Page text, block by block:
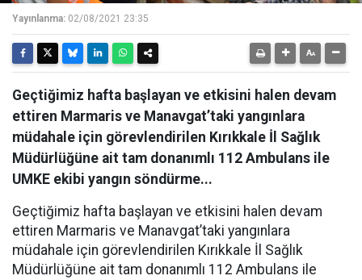
Yayınlanma: 02/08/2021 23:35
Geçtiğimiz hafta başlayan ve etkisini halen devam
ettiren Marmaris ve Manavgat’taki yangınlara
müdahale için görevlendirilen Kırıkkale İl Sağlık
Müdürlüğüne ait tam donanımlı 112 Ambulans ile
UMKE ekibi yangın söndürme...
Geçtiğimiz hafta başlayan ve etkisini halen devam
ettiren Marmaris ve Manavgat’taki yangınlara
müdahale için görevlendirilen Kırıkkale İl Sağlık
Müdürlüğüne ait tam donanımlı 112 Ambulans ile